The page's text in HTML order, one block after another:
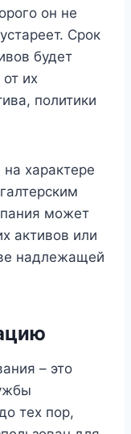
он не
Срок
будет
их
политики
характере
может
активов или
надлежащей
– это
тех пор,